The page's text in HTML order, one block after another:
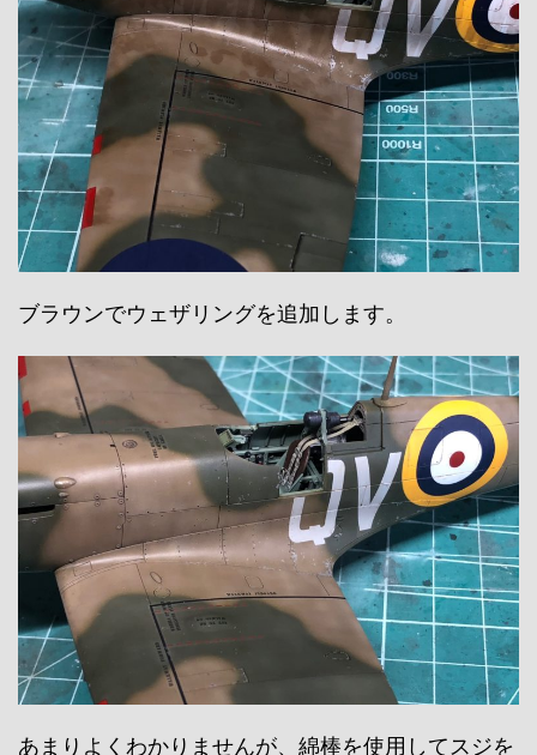
ブラウンでウェザリングを追加します。
あまりよくわかりませんが、綿棒を使用してスジを